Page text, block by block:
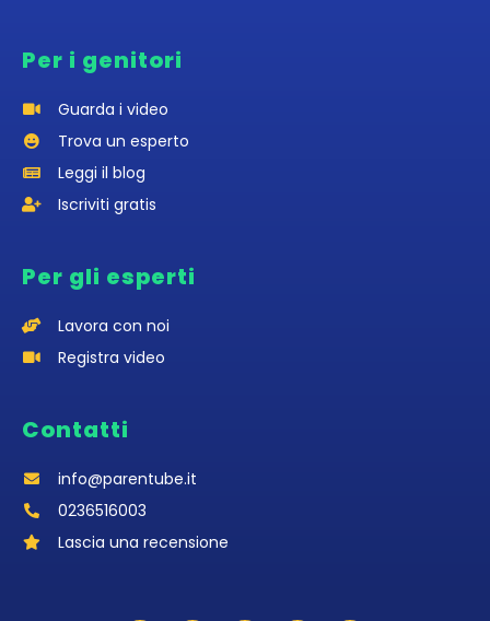
Per i genitori
Guarda i video
Trova un esperto
Leggi il blog
Iscriviti gratis
Per gli esperti
Lavora con noi
Registra video
Contatti
info@parentube.it
0236516003‬
Lascia una recensione